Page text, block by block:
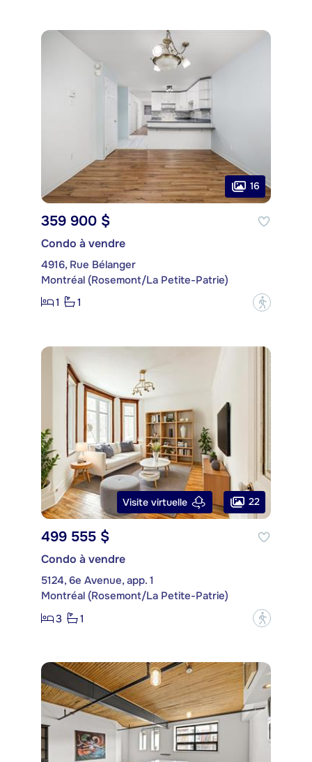
16
359 900 $
Condo à vendre
4916, Rue Bélanger
Montréal (Rosemont/La Petite-Patrie)
1
1 ?
Visite virtuelle 22
499 555 $
Condo à vendre
5124, 6e Avenue, app. 1
Montréal (Rosemont/La Petite-Patrie)
3
1 ?